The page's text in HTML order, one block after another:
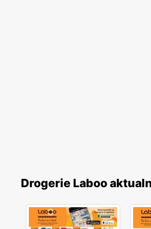
Drogerie Laboo